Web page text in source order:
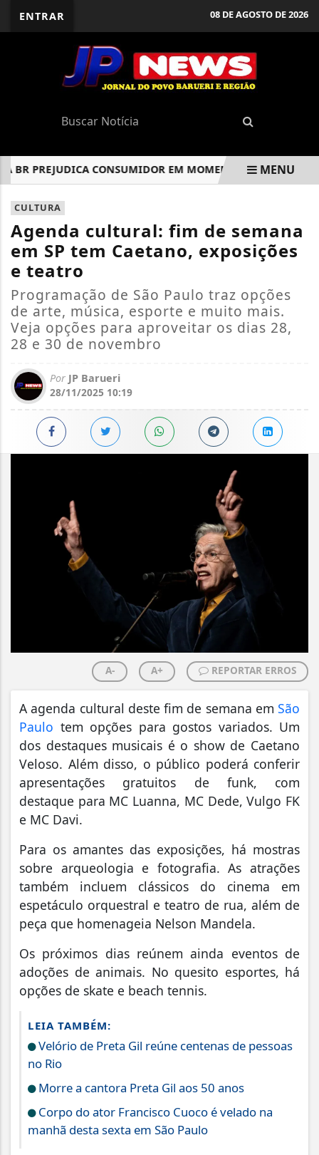
ENTRAR 08 DE AGOSTO DE 2026
PREJUDICA CONSUMIDOR EM MOMENTO DE CRISE
EM ALTA
MENU
CULTURA
Agenda cultural: fim de semana
em SP tem Caetano, exposições
e teatro
Programação de São Paulo traz opções
de arte, música, esporte e muito mais.
Veja opções para aproveitar os dias 28,
28 e 30 de novembro
Por JP Barueri
28/11/2025 10:19
A- A+ REPORTAR ERROS
A agenda cultural deste fim de semana em São
Paulo tem opções para gostos variados. Um
dos destaques musicais é o show de Caetano
Veloso. Além disso, o público poderá conferir
apresentações gratuitos de funk, com
destaque para MC Luanna, MC Dede, Vulgo FK
e MC Davi.
Para os amantes das exposições, há mostras
sobre arqueologia e fotografia. As atrações
também incluem clássicos do cinema em
espetáculo orquestral e teatro de rua, além de
peça que homenageia Nelson Mandela.
Os próximos dias reúnem ainda eventos de
adoções de animais. No quesito esportes, há
opções de skate e beach tennis.
LEIA TAMBÉM:
Velório de Preta Gil reúne centenas de pessoas
no Rio
Morre a cantora Preta Gil aos 50 anos
Corpo do ator Francisco Cuoco é velado na
manhã desta sexta em São Paulo